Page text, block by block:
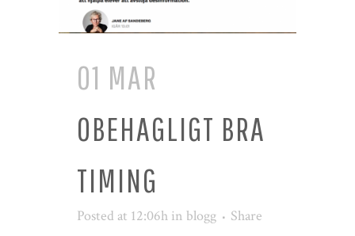
01 MAR
OBEHAGLIGT BRA
TIMING
Posted at 12:06h in blogg Share